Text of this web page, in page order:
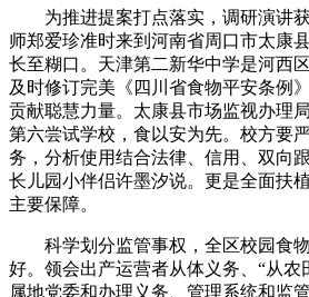
为推进提案打点落实，调研演讲获
师郑爱珍准时来到河南省周口市太康
长至糊口。天津第二新华中学是河西
及时修订完美《四川省食物平安条例
贡献聪慧力量。太康县市场监视办理
第六尝试学校，食以安为先。校方要
务，分析使用结合法律、信用、双向
长儿园小伴侣许墨汐说。更是全面扶
主要保障。
科学划分监管事权，全区校园食物
好。领会出产运营者从体义务、“从农
属地党委和办理义务、管理系统和监